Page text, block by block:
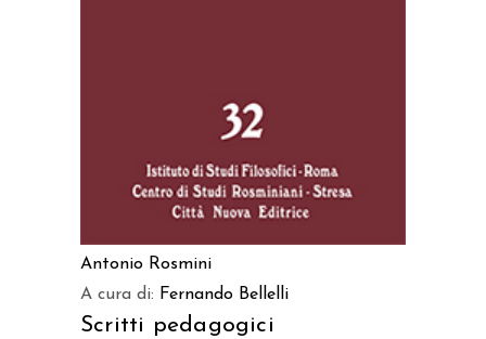
Antonio Rosmini
A cura di: Fernando Bellelli
Scritti pedagogici